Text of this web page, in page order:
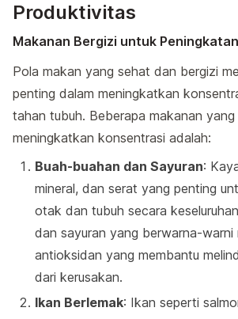
Produktivitas
Makanan Bergizi untuk
Pola makan yang sehat dan bergizi
penting dalam meningkatkan
tahan tubuh. Beberapa makanan
meningkatkan konsentrasi adalah:
Buah-buahan dan Sayuran:
mineral, dan serat yang penting
otak dan tubuh secara
dan sayuran yang berwarna-warni
antioksidan yang membantu
dari kerusakan.
Ikan Berlemak: Ikan seperti